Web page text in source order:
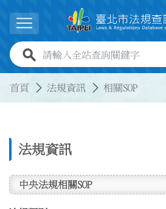
展開選單
全站查詢關鍵字欄位
首頁 法規資訊 相關SOP
法規資訊
中央法規相關SOP